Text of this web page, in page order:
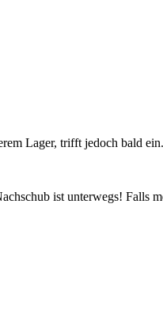
Lager, trifft jedoch bald
ist unterwegs! Falls